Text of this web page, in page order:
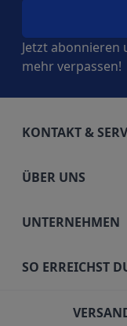
Jetzt abonnieren
mehr verpassen!
KONTAKT &
ÜBER UNS
UNTERNEHMEN
SO ERREICHST